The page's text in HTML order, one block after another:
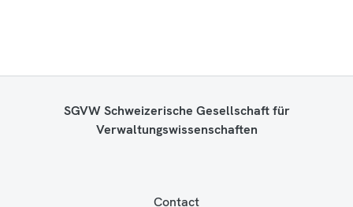
SGVW Schweizerische Gesellschaft für
Verwaltungswissenschaften
Contact